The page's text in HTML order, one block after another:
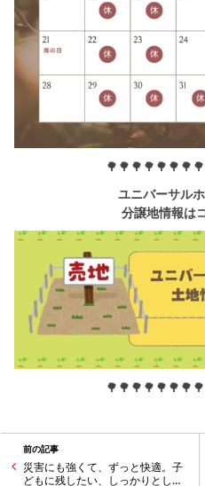
ユニバーサル
分譲地情報は
前の記事
災害にも強くて、ずっと快適。子
どもに残したい、しっかりとした